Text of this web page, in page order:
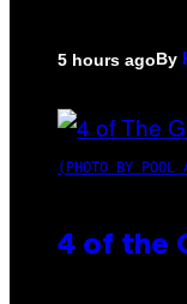
5 hours agoBy
(PHOTO BY POOL
4 of the